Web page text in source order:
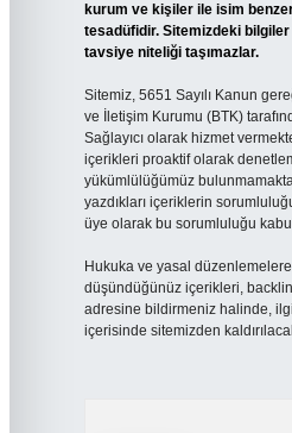
kurum ve kişiler ile isim
tesadüfidir. Sitemizdeki
tavsiye niteliği taşımazlar.
Sitemiz, 5651 Sayılı Kanun
ve İletişim Kurumu (BTK)
Sağlayıcı olarak hizmet
içerikleri proaktif olarak
yükümlülüğümüz
yazdıkları içeriklerin
üye olarak bu sorumluluğu kabul
Hukuka ve yasal düzenlemelere
düşündüğünüz içerikleri,
adresine bildirmeniz halinde,
içerisinde sitemizden